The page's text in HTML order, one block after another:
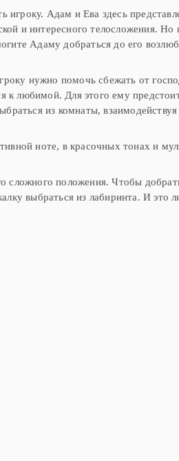
игроку. Адам и Ева здесь
и интересного телосложения. Но
Адаму добраться до его
нужно помочь сбежать от
к любимой. Для этого ему
из комнаты,
ноте, в красочных тонах и
сложного положения. Чтобы
выбраться из лабиринта. И это